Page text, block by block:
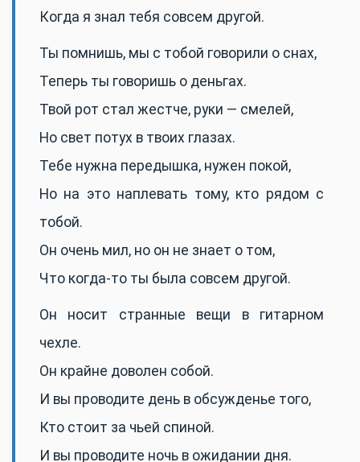
Когда я знал тебя совсем другой.
Ты помнишь, мы с тобой говорили о снах,
Теперь ты говоришь о деньгах.
Твой рот стал жестче, руки — смелей,
Но свет потух в твоих глазах.
Тебе нужна передышка, нужен покой,
Но на это наплевать тому, кто рядом с
тобой.
Он очень мил, но он не знает о том,
Что когда-то ты была совсем другой.
Он носит странные вещи в гитарном
чехле.
Он крайне доволен собой.
И вы проводите день в обсужденье того,
Кто стоит за чьей спиной.
И вы проводите ночь в ожидании дня.